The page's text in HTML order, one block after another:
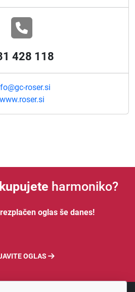
428 118
roser.si
www.roser.si
kupujete harmoniko?
oglas še danes!
OGLAS